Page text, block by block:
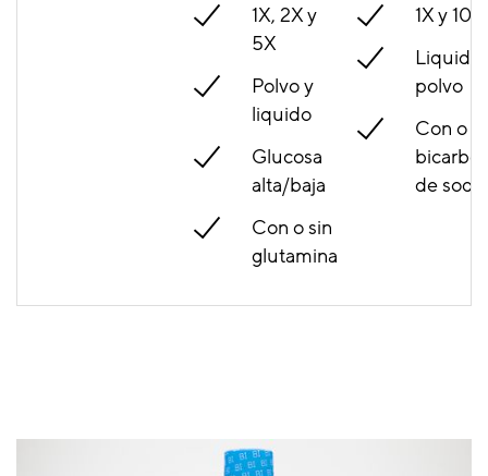
1X, 2X y
5X
Polvo y
liquido
Glucosa
alta/baja
Con o sin
glutamina
1X y 10X
Liquido
polvo
Con o
de sodio